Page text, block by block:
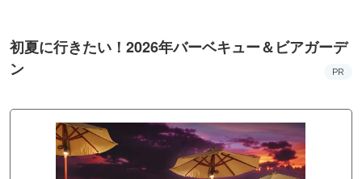
初夏に行きたい！2026年バーベキュー＆ビアガーデ
ン
PR